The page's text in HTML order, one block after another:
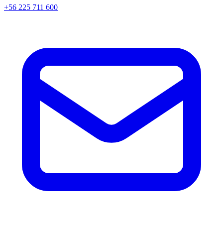
+56 225 711 600